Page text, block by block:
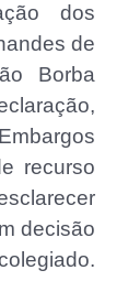
dos
de
Borba
recurso
decisão